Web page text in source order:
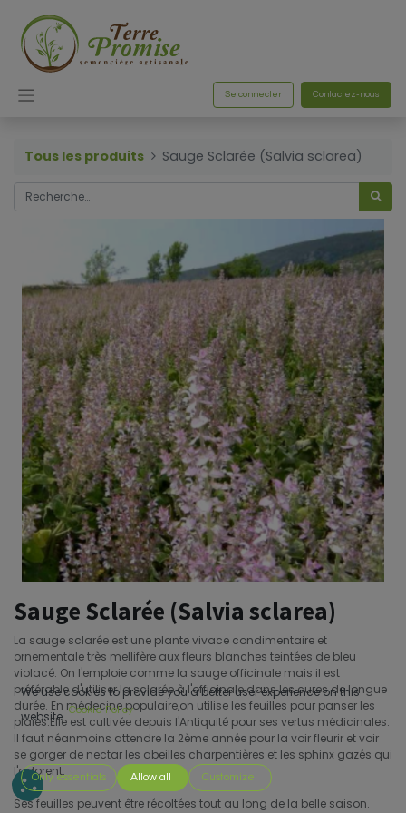
Se connecter Contactez-nous
Tous les produits Sauge Sclarée (Salvia sclarea)
Sauge Sclarée (Salvia sclarea)
La sauge sclarée est une plante vivace condimentaire et
ornementale très mellifère aux fleurs blanches teintées de bleu
violacé. On l'emploie comme la sauge officinale mais il est
préférable d'utiliser la sclarée à l'officinale dans les cures de longue
durée. En médecine populaire,on utilise les feuilles pour panser les
plaies.Elle est cultivée depuis l'Antiquité pour ses vertus médicinales.
Il faut néanmoins attendre la 2ème année pour la voir fleurir et voir
se gorger de nectar les abeilles charpentières et les sphinx gazés qui
l'adorent.
Ses feuilles peuvent être récoltées tout au long de la belle saison.
We use cookies to provide you a better user experience on this
website. Cookie Policy
Only essentials Allow all Customize